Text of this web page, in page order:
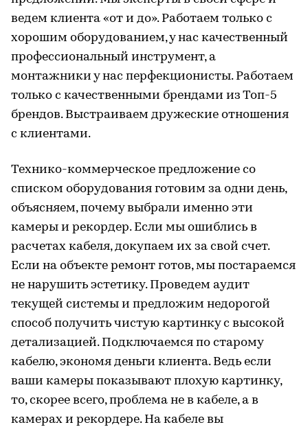
ведем клиента «от и до». Работаем только с
хорошим оборудованием, у нас качественный
профессиональный инструмент, а
монтажники у нас перфекционисты. Работаем
только с качественными брендами из Топ-5
брендов. Выстраиваем дружеские отношения
с клиентами.
Технико-коммерческое предложение со
списком оборудования готовим за одни день,
объясняем, почему выбрали именно эти
камеры и рекордер. Если мы ошиблись в
расчетах кабеля, докупаем их за свой счет.
Если на объекте ремонт готов, мы постараемся
не нарушить эстетику. Проведем аудит
текущей системы и предложим недорогой
способ получить чистую картинку с высокой
детализацией. Подключаемся по старому
кабелю, экономя деньги клиента. Ведь если
ваши камеры показывают плохую картинку,
то, скорее всего, проблема не в кабеле, а в
камерах и рекордере. На кабеле вы